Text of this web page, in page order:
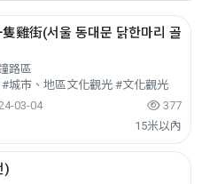
雞街(서울 동대문 닭한마리 골
路區
城市、地區文化觀光 #文化觀光
03-04
377
15米以內
)